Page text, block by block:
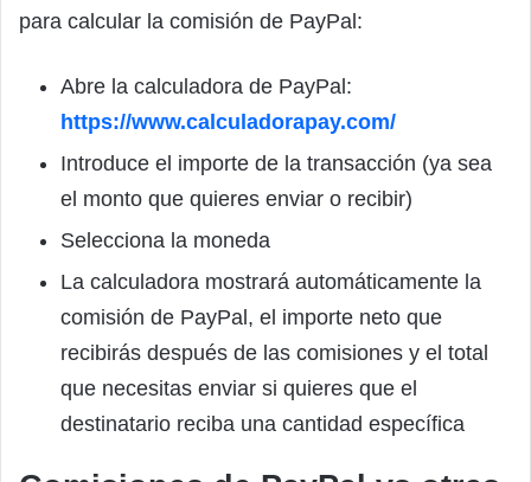
para calcular la comisión de PayPal:
Abre la calculadora de PayPal:
https://www.calculadorapay.com/
Introduce el importe de la transacción (ya sea
el monto que quieres enviar o recibir)
Selecciona la moneda
La calculadora mostrará automáticamente la
comisión de PayPal, el importe neto que
recibirás después de las comisiones y el total
que necesitas enviar si quieres que el
destinatario reciba una cantidad específica